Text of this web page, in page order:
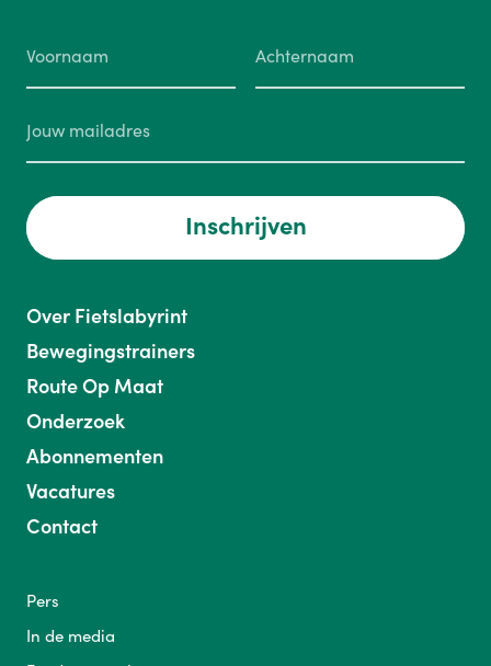
Inschrijven
Over Fietslabyrint
Bewegingstrainers
Route Op Maat
Onderzoek
Abonnementen
Vacatures
Contact
Pers
In de media